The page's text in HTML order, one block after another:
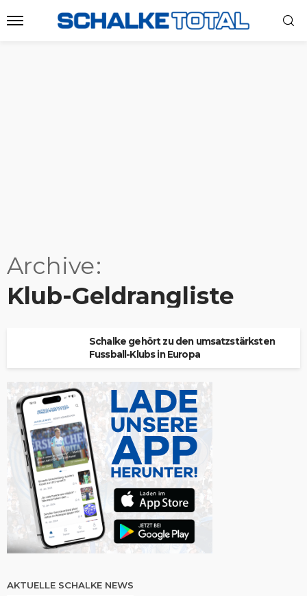
Archive
Klub-Geldrangliste
Schalke gehört zu den umsatzstärksten
Fussball-Klubs in Europa
AKTUELLE SCHALKE NEWS